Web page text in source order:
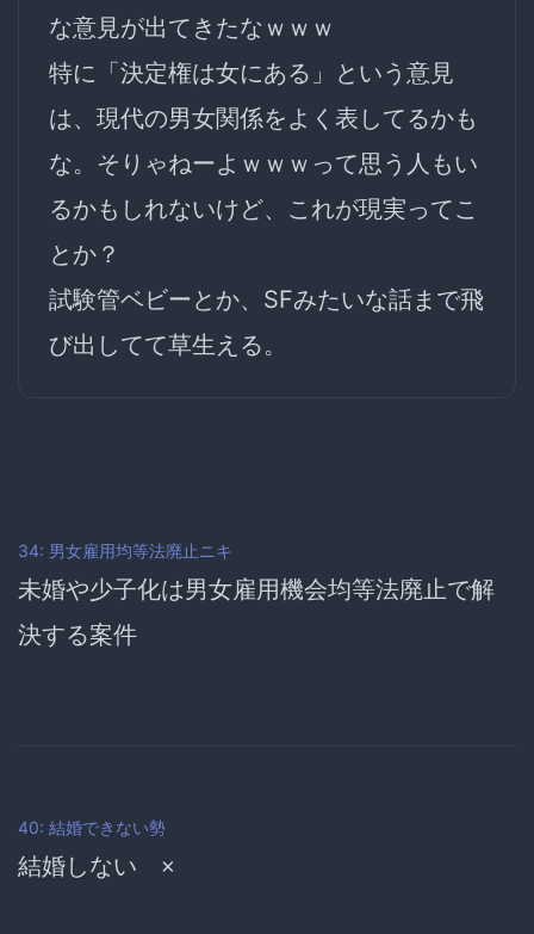
な意見が出てきたなｗｗｗ
特に「決定権は女にある」という意見
は、現代の男女関係をよく表してるかも
な。そりゃねーよｗｗｗって思う人もい
るかもしれないけど、これが現実ってこ
とか？
試験管ベビーとか、SFみたいな話まで飛
び出してて草生える。
34: 男女雇用均等法廃止ニキ
未婚や少子化は男女雇用機会均等法廃止で解
決する案件
40: 結婚できない勢
結婚しない ×